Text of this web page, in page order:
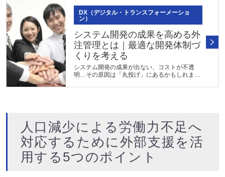
DX（デジタル・トランスフォーメーショ
ン）
システム開発の成果を高める外
注管理とは｜最適な開発体制づ
くりを考える
システム開発の成果が出ない、コストが不透
明…その原因は「丸投げ」にあるかもしれませ
トの要点、経営課題を解決する強い開発体制の
人口減少による労働力不足へ
対応するために外部支援を活
用する5つのポイント